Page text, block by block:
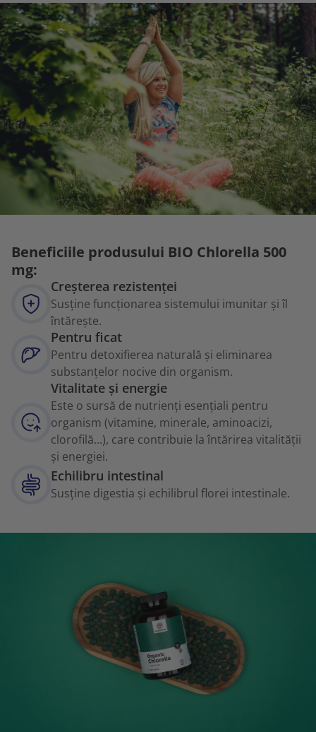
Beneficiile produsului BIO Chlorella 500
mg:
Creșterea rezistenței
Susține funcționarea sistemului imunitar și îl
întărește.
Pentru ficat
Pentru detoxifierea naturală și eliminarea
substanțelor nocive din organism.
Vitalitate și energie
Este o sursă de nutrienți esențiali pentru
organism (vitamine, minerale, aminoacizi,
clorofilă...), care contribuie la întărirea vitalității
și energiei.
Echilibru intestinal
Susține digestia și echilibrul florei intestinale.